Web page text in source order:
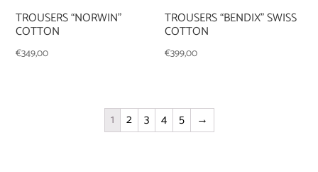
TROUSERS “NORWIN”
COTTON
€349,00
TROUSERS “BENDIX” SWISS
COTTON
€399,00
1 2 3 4 5 →